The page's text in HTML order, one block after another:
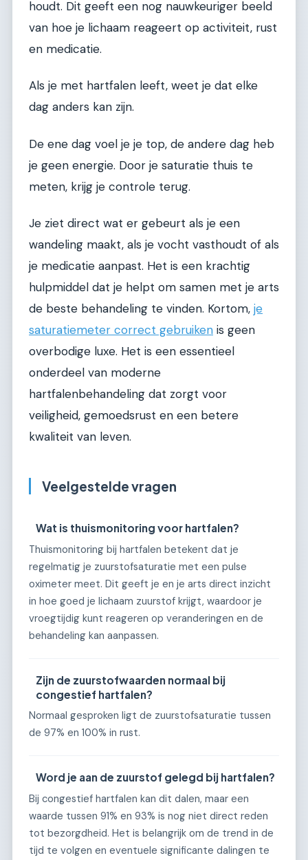
houdt. Dit geeft een nog nauwkeuriger beeld
van hoe je lichaam reageert op activiteit, rust
en medicatie.
Als je met hartfalen leeft, weet je dat elke
dag anders kan zijn.
De ene dag voel je je top, de andere dag heb
je geen energie. Door je saturatie thuis te
meten, krijg je controle terug.
Je ziet direct wat er gebeurt als je een
wandeling maakt, als je vocht vasthoudt of als
je medicatie aanpast. Het is een krachtig
hulpmiddel dat je helpt om samen met je arts
de beste behandeling te vinden. Kortom, je
saturatiemeter correct gebruiken is geen
overbodige luxe. Het is een essentieel
onderdeel van moderne
hartfalenbehandeling dat zorgt voor
veiligheid, gemoedsrust en een betere
kwaliteit van leven.
Veelgestelde vragen
Wat is thuismonitoring voor hartfalen?
Thuismonitoring bij hartfalen betekent dat je
regelmatig je zuurstofsaturatie met een pulse
oximeter meet. Dit geeft je en je arts direct inzicht
in hoe goed je lichaam zuurstof krijgt, waardoor je
vroegtijdig kunt reageren op veranderingen en de
behandeling kan aanpassen.
Zijn de zuurstofwaarden normaal bij
congestief hartfalen?
Normaal gesproken ligt de zuurstofsaturatie tussen
de 97% en 100% in rust.
Word je aan de zuurstof gelegd bij hartfalen?
Bij congestief hartfalen kan dit dalen, maar een
waarde tussen 91% en 93% is nog niet direct reden
tot bezorgdheid. Het is belangrijk om de trend in de
tijd te volgen en eventuele significante dalingen te